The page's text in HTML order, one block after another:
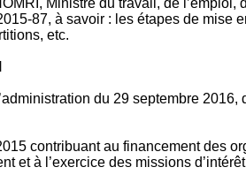
Ministre du travail, de
87, à savoir : les étapes de mise
etc.
du 29 septembre 2016,
contribuant au financement des
et à l’exercice des missions